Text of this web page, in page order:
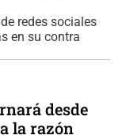
redes sociales
en su contra
desde
la razón